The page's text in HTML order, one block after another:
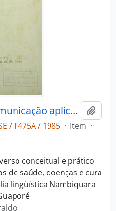
Antropologia da comunicação aplicada à educação sanitária entre os Nambique do Vale Guaporé
/ F475A / 1985 · Item ·
conceitual e prático
de saúde, doenças e cura
lingüística Nambiquara